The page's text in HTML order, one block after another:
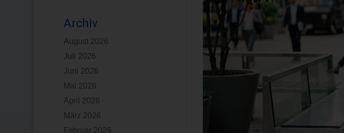
Archiv
August 2026
Juli 2026
Juni 2026
Mai 2026
April 2026
März 2026
Februar 2026